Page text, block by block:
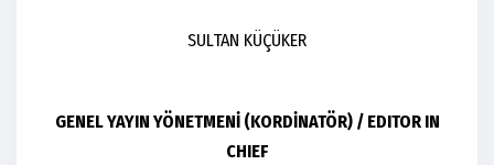
SULTAN KÜÇÜKER
GENEL YAYIN YÖNETMENİ (KORDİNATÖR) / EDITOR IN
CHIEF